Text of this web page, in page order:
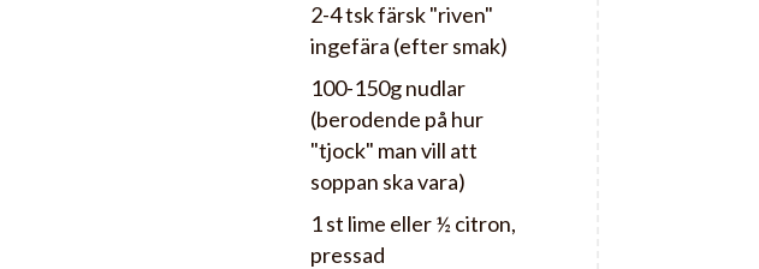
2-4 tsk färsk "riven"
ingefära (efter smak)
100-150g nudlar
(berodende på hur
"tjock" man vill att
soppan ska vara)
1 st lime eller ½ citron,
pressad